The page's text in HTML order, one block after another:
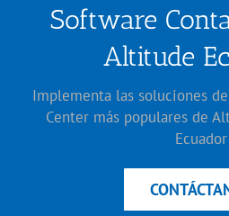
Software
Altitude
Implementa las soluciones
Center más populares de
Ecuador